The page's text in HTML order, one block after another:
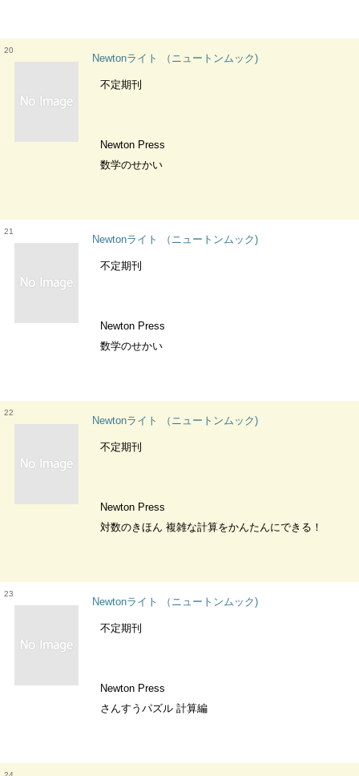
20
Newtonライト （ニュートンムック)
不定期刊
Newton Press
数学のせかい
21
Newtonライト （ニュートンムック)
不定期刊
Newton Press
数学のせかい
22
Newtonライト （ニュートンムック)
不定期刊
Newton Press
対数のきほん 複雑な計算をかんたんにできる！
23
Newtonライト （ニュートンムック)
不定期刊
Newton Press
さんすうパズル 計算編